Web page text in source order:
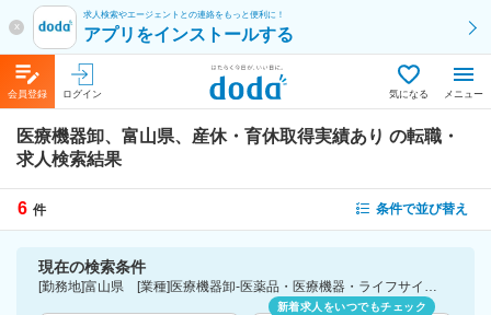
x
求人検索やエージェントとの連絡をもっと便利に！
アプリをインストールする
会員登録 ログイン 気になる メニュー
医療機器卸、富山県、産休・育休取得実績あり の転職・
求人検索結果
6 件 条件で並び替え
現在の検索条件
[勤務地]富山県 [業種]医療機器卸-医薬品・医療機器・ライフサイエンス・医療系サービス [詳細条件](休日・働き方)産休・育休取得実績あり
新着求人をいつでもチェック